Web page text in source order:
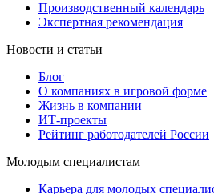
Производственный календарь
Экспертная рекомендация
Новости и статьи
Блог
О компаниях в игровой форме
Жизнь в компании
ИТ-проекты
Рейтинг работодателей России
Молодым специалистам
Карьера для молодых